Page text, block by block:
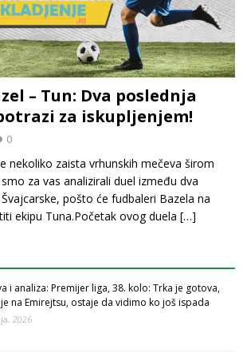
– Tun: Dva poslednja
za iskupljenjem!
0
nekoliko zaista vrhunskih mečeva širom
za vas analizirali duel između dva
pošto će fudbaleri Bazela na
ekipu Tuna.Početak ovog duela […]
i analiza: Premijer liga, 38. kolo: Trka je gotova,
na Emirejtsu, ostaje da vidimo ko još ispada
2026